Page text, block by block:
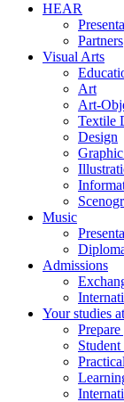
HEAR
Partners
Visual Arts
Art
Art-
Textile
Design
Music
Admissions
Your studies